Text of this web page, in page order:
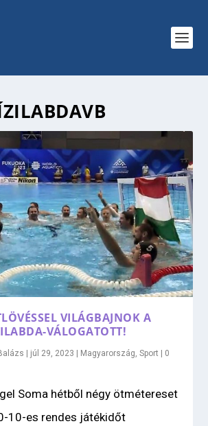
VILÁGBAJNOK A
VÁLOGATOTT!
| júl 29, 2023 | Magyarország ,Sport | 0
Soma hétből négy ötmétereset
10-es rendes játékidőt